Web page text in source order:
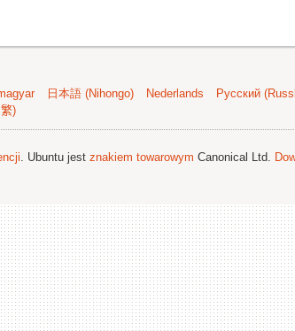
日本語 (Nihongo) Nederlands Русский
)
. Ubuntu jest znakiem towarowym Canonical Ltd.